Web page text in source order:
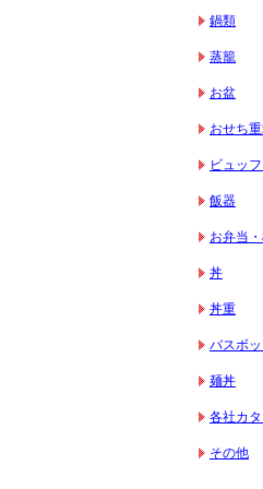
鍋類
蒸籠
お盆
おせち
ビュッ
飯器
お弁当
丼
丼重
バスボ
麺丼
各社カ
その他